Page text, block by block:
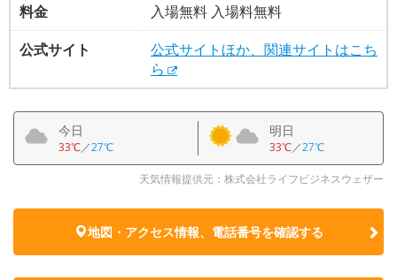
料金
入場無料 入場料無料
公式サイト
公式サイトほか、関連サイトはこち
ら
今日
33℃／27℃
明日
33℃／27℃
天気情報提供元：株式会社ライフビジネスウェザー
地図・アクセス情報、電話番号を確認する